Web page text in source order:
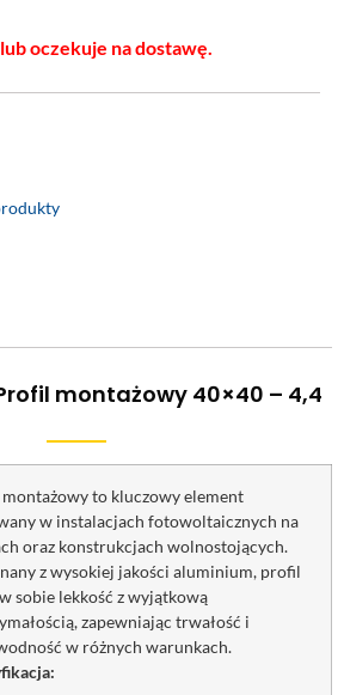
oczekuje na dostawę.
montażowy 40×40 – 4,4
to kluczowy element
w instalacjach fotowoltaicznych na
oraz konstrukcjach wolnostojących.
z wysokiej jakości aluminium, profil
sobie lekkość z wyjątkową
zapewniając trwałość i
w różnych warunkach.